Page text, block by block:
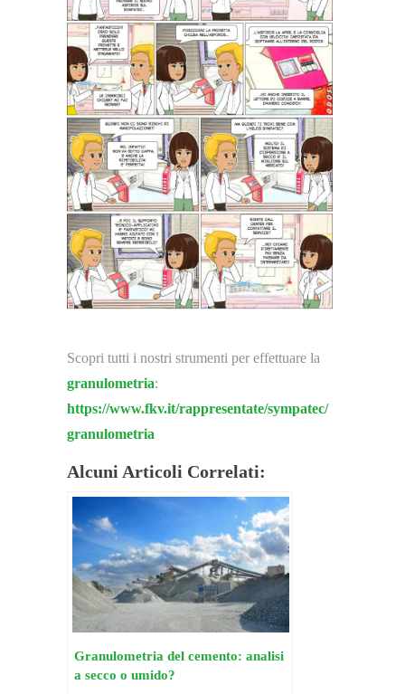
Scopri tutti i nostri strumenti per effettuare la
granulometria:
https://www.fkv.it/rappresentate/sympatec/
granulometria
Alcuni Articoli Correlati:
Granulometria del cemento: analisi
a secco o umido?